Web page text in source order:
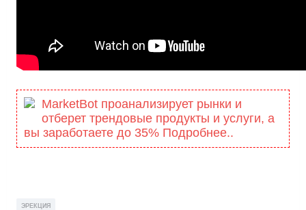
MarketBot проанализирует рынки и
отберет трендовые продукты и услуги, а
вы заработаете до 35% Подробнее..
ЭРЕКЦИЯ